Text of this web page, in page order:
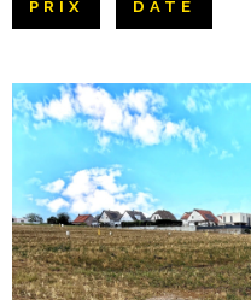
PRIX DATE